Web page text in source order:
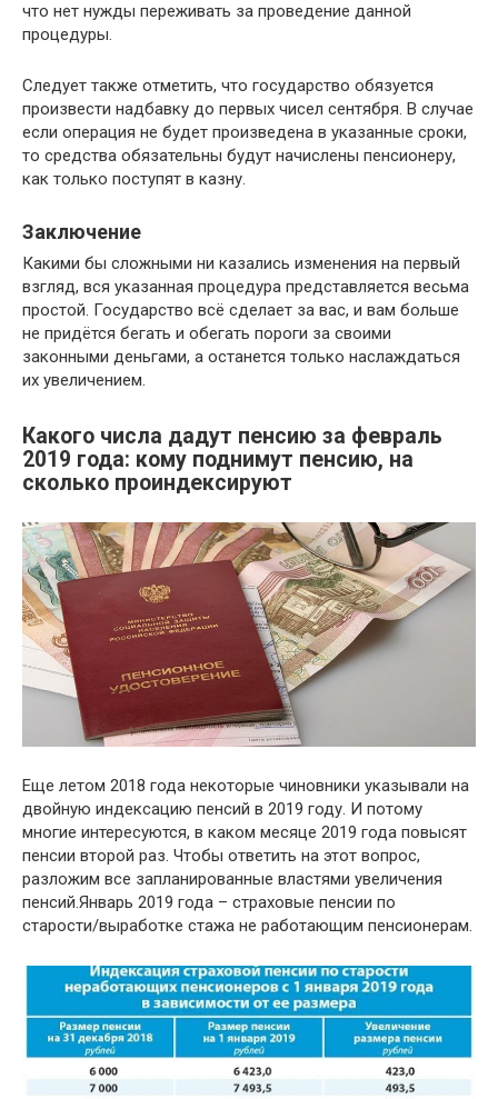
что нет нужды переживать за проведение данной
процедуры.
Следует также отметить, что государство обязуется
произвести надбавку до первых чисел сентября. В случае
если операция не будет произведена в указанные сроки,
то средства обязательны будут начислены пенсионеру,
как только поступят в казну.
Заключение
Какими бы сложными ни казались изменения на первый
взгляд, вся указанная процедура представляется весьма
простой. Государство всё сделает за вас, и вам больше
не придётся бегать и обегать пороги за своими
законными деньгами, а останется только наслаждаться
их увеличением.
Какого числа дадут пенсию за февраль
2019 года: кому поднимут пенсию, на
сколько проиндексируют
Еще летом 2018 года некоторые чиновники указывали на
двойную индексацию пенсий в 2019 году. И потому
многие интересуются, в каком месяце 2019 года повысят
пенсии второй раз. Чтобы ответить на этот вопрос,
разложим все запланированные властями увеличения
пенсий.Январь 2019 года – страховые пенсии по
старости/выработке стажа не работающим пенсионерам.